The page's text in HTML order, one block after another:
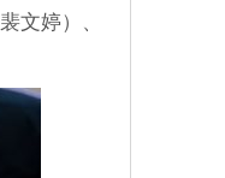
文婷）、